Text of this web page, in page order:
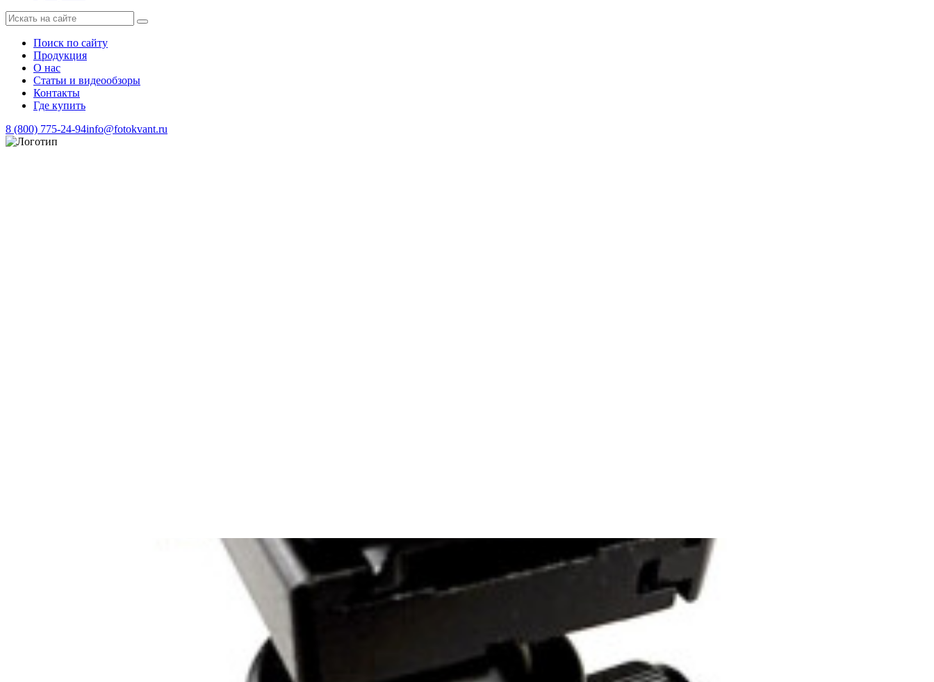
Поиск по сайту
Продукция
О нас
Статьи и видеообзоры
Контакты
Где купить
8 (800) 775-24-94info@fotokvant.ru